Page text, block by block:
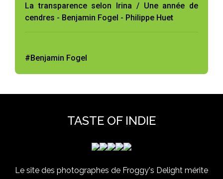
La transparence selon Irina / Une année de
cendres - Benjamin Fogel - Philippe Huet
#Benjamin Fogel
TASTE OF INDIE
Le site des photographes de Froggy's Delight mérite